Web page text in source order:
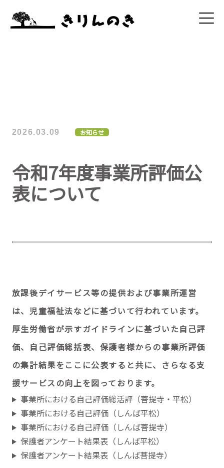
2026.03.09 お知らせ
令和7年度事業所評価公
表について
放課後デイサービス等の提供および事業所運営
は、児童福祉法などに基づいて行われています。
厚生労働省が示すガイドラインに基づいた自己評
価、自己評価総括表、保護者様からの事業所評価
の集計結果をここに公表すると共に、さらなる支
援サービスの向上を図っております。
事業所における自己評価総活評（菩提寺・平松）
事業所における自己評価（しんば平松）
事業所における自己評価（しんば菩提寺）
保護者アンケート結果表（しんば平松）
保護者アンケート結果表（しんば菩提寺）